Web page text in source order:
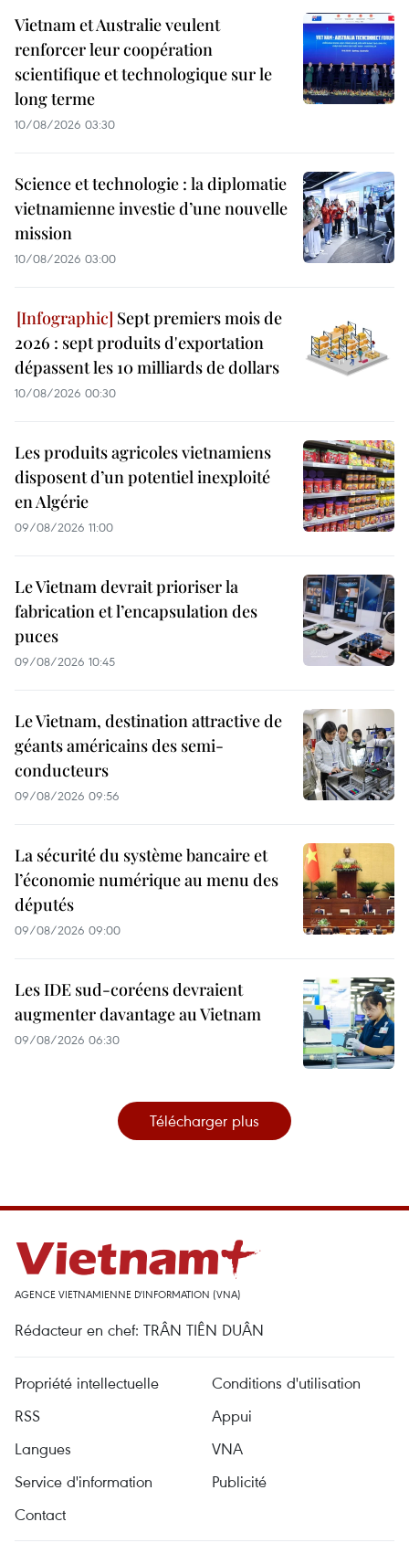
Vietnam et Australie veulent
renforcer leur coopération
scientifique et technologique sur le
long terme
10/08/2026 03:30
Science et technologie : la diplomatie
vietnamienne investie d’une nouvelle
mission
10/08/2026 03:00
Sept premiers mois de
2026 : sept produits d'exportation
dépassent les 10 milliards de dollars
10/08/2026 00:30
Les produits agricoles vietnamiens
disposent d’un potentiel inexploité
en Algérie
09/08/2026 11:00
Le Vietnam devrait prioriser la
fabrication et l’encapsulation des
puces
09/08/2026 10:45
Le Vietnam, destination attractive de
géants américains des semi-
conducteurs
09/08/2026 09:56
La sécurité du système bancaire et
l’économie numérique au menu des
députés
09/08/2026 09:00
Les IDE sud-coréens devraient
augmenter davantage au Vietnam
09/08/2026 06:30
Télécharger plus
AGENCE VIETNAMIENNE D'INFORMATION (VNA)
Rédacteur en chef: TRÂN TIÊN DUÂN
Propriété intellectuelle
Conditions d'utilisation
RSS
Appui
Langues
VNA
Service d'information
Publicité
Contact